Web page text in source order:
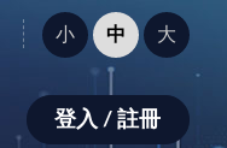
字
型
小：
小 中 大
登入 / 註冊